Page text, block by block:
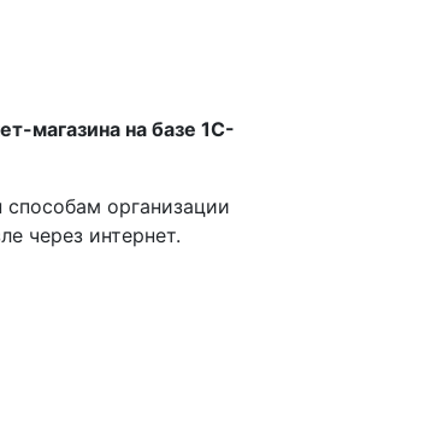
магазина на базе 1С-
организации
через интернет.